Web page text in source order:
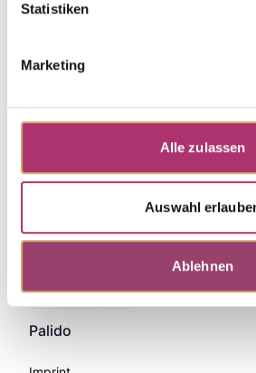
Statistiken
Marketing
Alle zulassen
Auswahl
Ablehnen
Palido